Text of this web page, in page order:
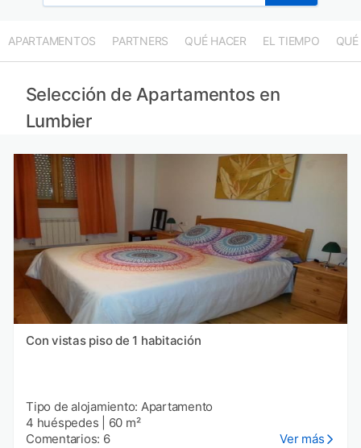
APARTAMENTOS PARTNERS QUÉ HACER EL TIEMPO QUÉ
Selección de Apartamentos en
Lumbier
Con vistas piso de 1 habitación
Tipo de alojamiento: Apartamento
4 huéspedes
60 m²
Comentarios: 6
Ver más